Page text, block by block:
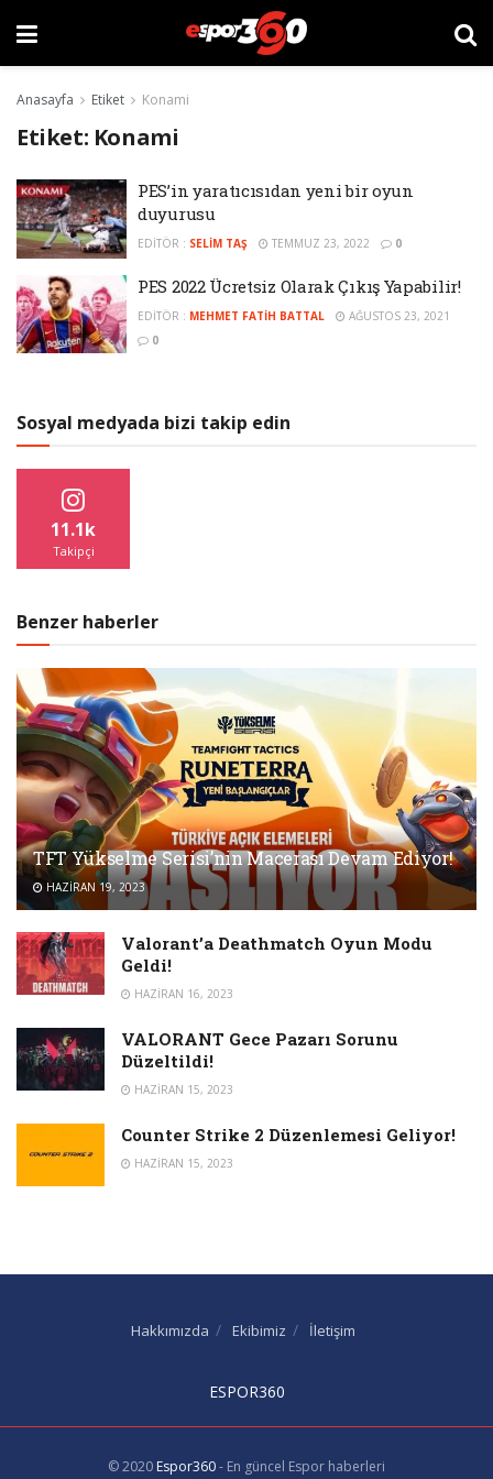
Anasayfa Etiket Konami
Etiket: Konami
PES’in yaratıcısıdan yeni bir oyun
duyurusu
EDITÖR : SELIM TAŞ TEMMUZ 23, 2022 0
PES 2022 Ücretsiz Olarak Çıkış Yapabilir!
EDITÖR : MEHMET FATIH BATTAL
AĞUSTOS 23, 2021
0
Sosyal medyada bizi takip edin
11.1k
Takipçi
Benzer haberler
TFT Yükselme Serisi’nin Macerası Devam Ediyor!
HAZIRAN 19, 2023
Valorant’a Deathmatch Oyun Modu
Geldi!
HAZIRAN 16, 2023
VALORANT Gece Pazarı Sorunu
Düzeltildi!
HAZIRAN 15, 2023
Counter Strike 2 Düzenlemesi Geliyor!
HAZIRAN 15, 2023
Hakkımızda Ekibimiz İletişim
ESPOR360
© 2020 Espor360- En güncel Espor haberleri